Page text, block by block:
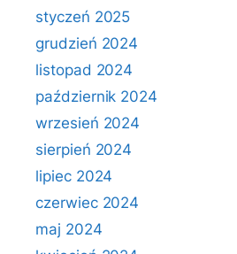
styczeń 2025
grudzień 2024
listopad 2024
październik 2024
wrzesień 2024
sierpień 2024
lipiec 2024
czerwiec 2024
maj 2024